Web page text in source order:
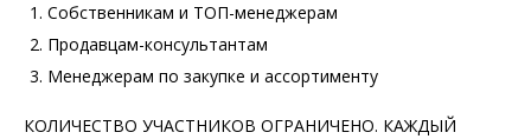
Собственникам и ТОП-менеджерам
Продавцам-консультантам
Менеджерам по закупке и ассортименту
КОЛИЧЕСТВО УЧАСТНИКОВ ОГРАНИЧЕНО. КАЖДЫЙ